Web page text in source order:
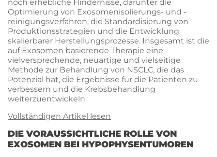
noch erhebliche Hindernisse, darunter die
Optimierung von Exosomenisolierungs- und -
reinigungsverfahren, die Standardisierung von
Produktionsstrategien und die Entwicklung
skalierbarer Herstellungsprozesse. Insgesamt ist die
auf Exosomen basierende Therapie eine
vielversprechende, neuartige und vielseitige
Methode zur Behandlung von NSCLC, die das
Potenzial hat, die Ergebnisse für die Patienten zu
verbessern und die Krebsbehandlung
weiterzuentwickeln.
Vollständigen Artikel lesen
DIE VORAUSSICHTLICHE ROLLE VON
EXOSOMEN BEI HYPOPHYSENTUMOREN